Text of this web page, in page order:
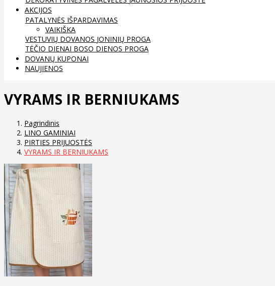
AKCIJOS
PATALYNĖS IŠPARDAVIMAS
VAIKIŠKA
VESTUVIŲ DOVANOS JONINIŲ PROGA
TĖČIO DIENAI BOSO DIENOS PROGA
DOVANŲ KUPONAI
NAUJIENOS
VYRAMS IR BERNIUKAMS
Pagrindinis
LINO GAMINIAI
PIRTIES PRIJUOSTĖS
VYRAMS IR BERNIUKAMS